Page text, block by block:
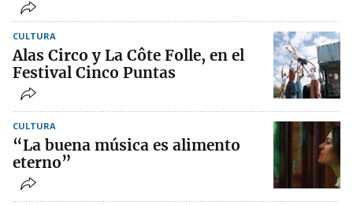
CULTURA
Alas Circo y La Côte Folle, en el
Festival Cinco Puntas
CULTURA
“La buena música es alimento
eterno”